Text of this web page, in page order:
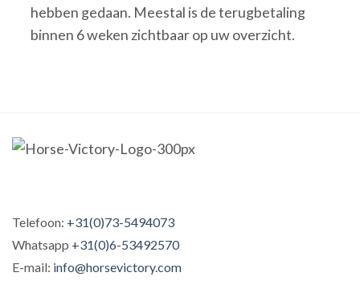
hebben gedaan. Meestal is de terugbetaling
binnen 6 weken zichtbaar op uw overzicht.
Telefoon: +31(0)73-5494073
Whatsapp +31(0)6-53492570
E-mail: info@horsevictory.com